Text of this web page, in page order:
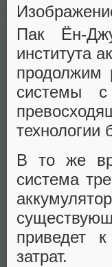
Пак Ён-
института
продолжим
системы
технологии
В то же
система
приведет
затрат.